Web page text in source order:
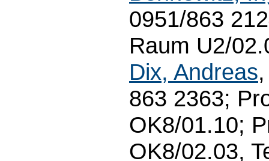
0951/863
Raum U2/
Dix, Andreas
863 2363;
OK8/01.10;
OK8/02.03,